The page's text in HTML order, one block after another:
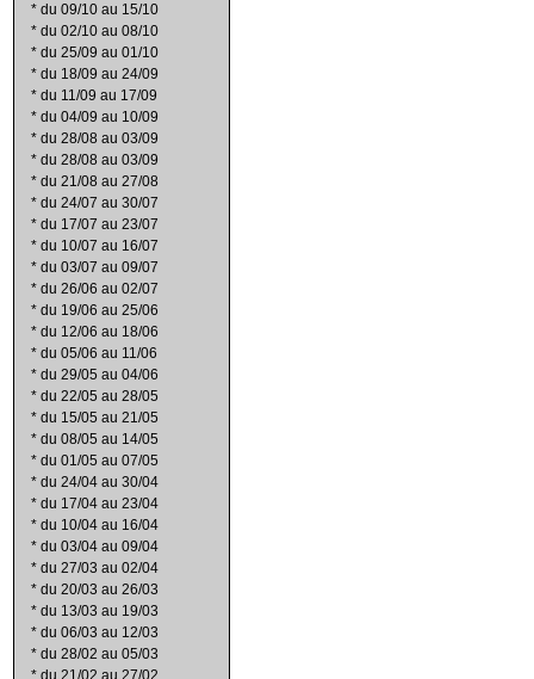
* du 09/10 au 15/10
* du 02/10 au 08/10
* du 25/09 au 01/10
* du 18/09 au 24/09
* du 11/09 au 17/09
* du 04/09 au 10/09
* du 28/08 au 03/09
* du 28/08 au 03/09
* du 21/08 au 27/08
* du 24/07 au 30/07
* du 17/07 au 23/07
* du 10/07 au 16/07
* du 03/07 au 09/07
* du 26/06 au 02/07
* du 19/06 au 25/06
* du 12/06 au 18/06
* du 05/06 au 11/06
* du 29/05 au 04/06
* du 22/05 au 28/05
* du 15/05 au 21/05
* du 08/05 au 14/05
* du 01/05 au 07/05
* du 24/04 au 30/04
* du 17/04 au 23/04
* du 10/04 au 16/04
* du 03/04 au 09/04
* du 27/03 au 02/04
* du 20/03 au 26/03
* du 13/03 au 19/03
* du 06/03 au 12/03
* du 28/02 au 05/03
* du 21/02 au 27/02